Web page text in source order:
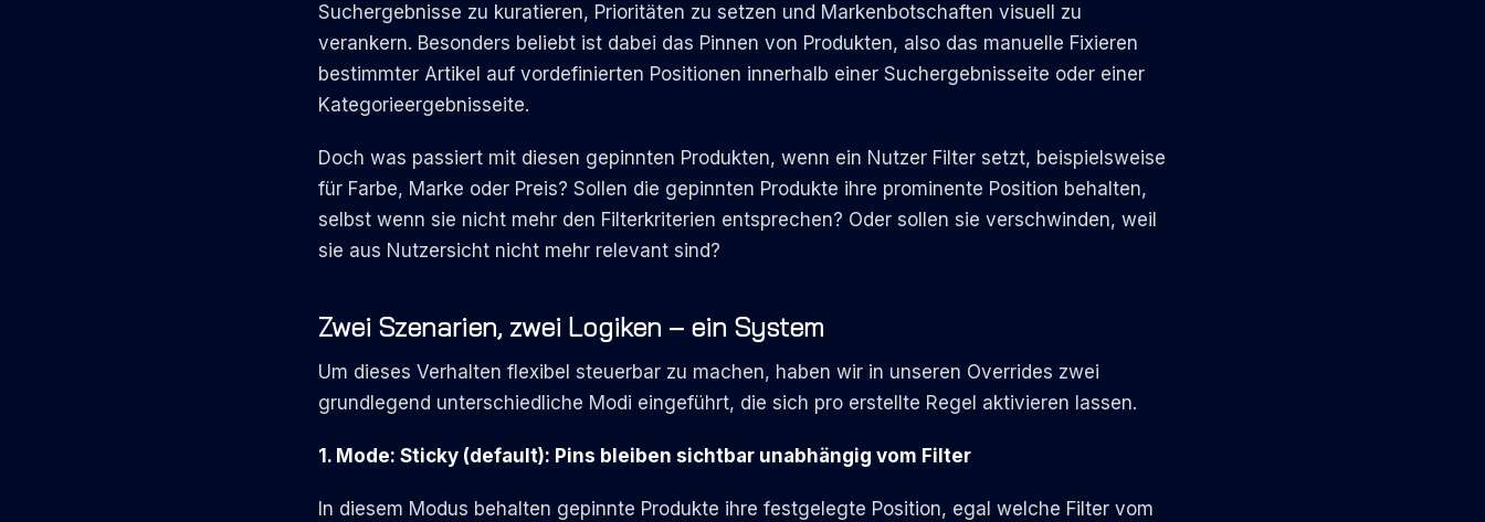
Suchergebnisse zu kuratieren, Prioritäten zu setzen und Markenbotschaften visuell zu
verankern. Besonders beliebt ist dabei das Pinnen von Produkten, also das manuelle Fixieren
bestimmter Artikel auf vordefinierten Positionen innerhalb einer Suchergebnisseite oder einer
Kategorieergebnisseite.
Doch was passiert mit diesen gepinnten Produkten, wenn ein Nutzer Filter setzt, beispielsweise
für Farbe, Marke oder Preis? Sollen die gepinnten Produkte ihre prominente Position behalten,
selbst wenn sie nicht mehr den Filterkriterien entsprechen? Oder sollen sie verschwinden, weil
sie aus Nutzersicht nicht mehr relevant sind?
Zwei Szenarien, zwei Logiken – ein System
Um dieses Verhalten flexibel steuerbar zu machen, haben wir in unseren Overrides zwei
grundlegend unterschiedliche Modi eingeführt, die sich pro erstellte Regel aktivieren lassen.
1 . Mode: Sticky (default): Pins bleiben sichtbar unabhängig vom Filter
In diesem Modus behalten gepinnte Produkte ihre festgelegte Position, egal welche Filter vom